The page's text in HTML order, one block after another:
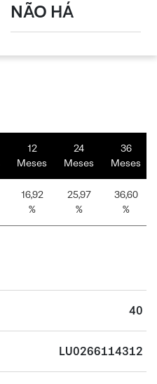
NÃO HÁ
12
Meses
24
Meses
36
Meses
16,92
%
25,97
%
36,60
%
40
LU0266114312